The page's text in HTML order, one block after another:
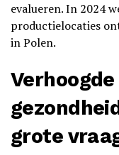
evalueren. In 2024
productielocaties
in Polen.
Verhoogde
grote